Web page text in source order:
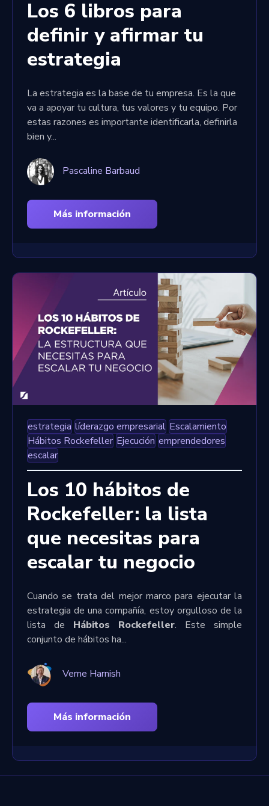
Los 6 libros para
definir y afirmar tu
estrategia
La estrategia es la base de tu empresa. Es la que
va a apoyar tu cultura, tus valores y tu equipo. Por
estas razones es importante identificarla, definirla
bien y...
Pascaline Barbaud
Más información
estrategia líderazgo empresarial Escalamiento
Hábitos Rockefeller Ejecución emprendedores
escalar
Los 10 hábitos de
Rockefeller: la lista
que necesitas para
escalar tu negocio
Cuando se trata del mejor marco para ejecutar la
estrategia de una compañía, estoy orgulloso de la
lista de Hábitos Rockefeller. Este simple
conjunto de hábitos ha...
Verne Harnish
Más información